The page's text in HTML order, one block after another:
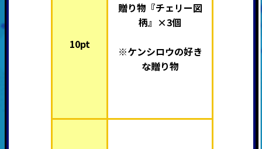
10pt
贈り物『チェリー図
柄』×3個
※ケンシロウの好き
な贈り物